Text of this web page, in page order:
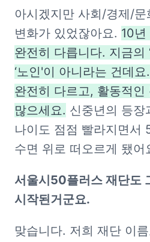
아시겠지만 사회/경제/
변화가 있었잖아요. 10년
완전히 다릅니다. 지금의
‘노인'이 아니라는 건데
완전히 다르고, 활동적인
많으세요. 신중년의 등장
나이도 점점 빨라지면서
수면 위로 떠오르게 됐어
서울시50플러스 재단도
시작된거군요.
맞습니다. 저희 재단 이